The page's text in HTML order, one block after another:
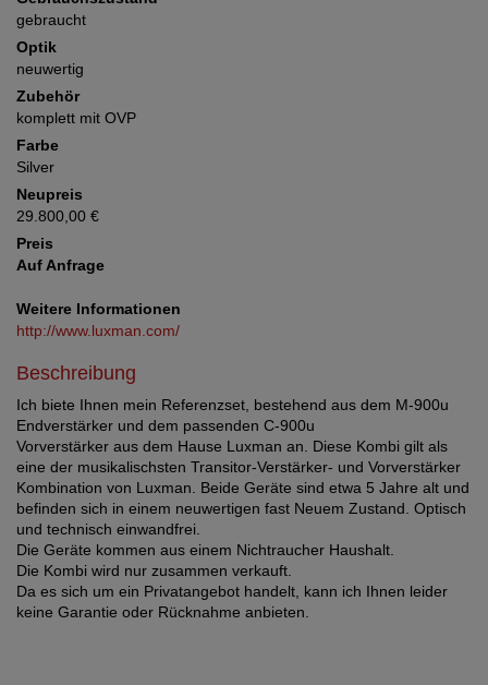
gebraucht
Optik
neuwertig
Zubehör
komplett mit OVP
Farbe
Silver
Neupreis
29.800,00 €
Preis
Auf Anfrage
Weitere Informationen
http://www.luxman.com/
Beschreibung
Ich biete Ihnen mein Referenzset, bestehend aus dem M-900u
Endverstärker und dem passenden C-900u
Vorverstärker aus dem Hause Luxman an. Diese Kombi gilt als
eine der musikalischsten Transitor-Verstärker- und Vorverstärker
Kombination von Luxman. Beide Geräte sind etwa 5 Jahre alt und
befinden sich in einem neuwertigen fast Neuem Zustand. Optisch
und technisch einwandfrei.
Die Geräte kommen aus einem Nichtraucher Haushalt.
Die Kombi wird nur zusammen verkauft.
Da es sich um ein Privatangebot handelt, kann ich Ihnen leider
keine Garantie oder Rücknahme anbieten.